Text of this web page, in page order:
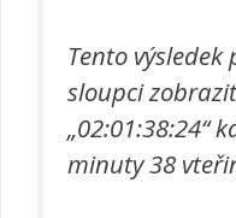
Tento
sloupci
„02:01:38:24“
minuty 38